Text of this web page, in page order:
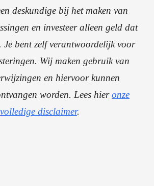
deskundige bij het maken van
en investeer alleen geld dat
Je bent zelf verantwoordelijk voor
Wij maken gebruik van
en hiervoor kunnen
worden. Lees hieronze
volledige disclaimer.